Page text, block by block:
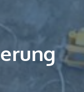
erung